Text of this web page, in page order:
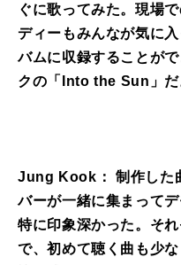
ぐに歌ってみた。現場
ディーもみんなが気に
バムに収録することが
クの「Into the Sun」だ
Jung Kook： 制作した
バーが一緒に集まって
特に印象深かった。そ
で、初めて聴く曲も少